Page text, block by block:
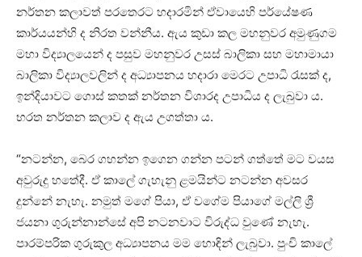
නර්තන කලාවත් පරතෙරට හදාරමින් ඒවායෙහි පර්යේෂණ
කාර්යයන්හි ද නිරත වන්නීය. ඇය කුඩා කල මහනුවර අමුණුගම
මහා විද්‍යා‍ලයෙන් ද පසුව මහනුවර උසස් බාලිකා සහ මහාමායා
බාලිකා විද්‍යාලවලින් ද අධ්‍යාපනය හදාරා මෙරට උපාධි රැසක් ද,
ඉන්දියාවට ගොස් කතක් නර්තන විශාරද උපාධිය ද ලැබුවා ය.
භරත නර්තන කලාව ද ඇය උගත්තා ය.
“නටන්න, බෙර ගහන්න ඉගෙන ගන්න පටන් ගත්තේ මට වයස
අවුරුදු හතේදී. ඒ කාලේ ගැහැනු ළමයින්ට නටන්න අවසර
දුන්නේ නැහැ. නමුත් මගේ පියා, ඒ වගේම පියාගේ මල්ලි ශ්‍රී
ජයනා ගුරුන්නාන්සේ අපි නටනවාට විරුද්ධ වුණේ නැහැ.
පාරම්පරික ගුරුකුල අධ්‍යාපනය මම හොඳින් ලැබුවා. පුංචි කාලේ